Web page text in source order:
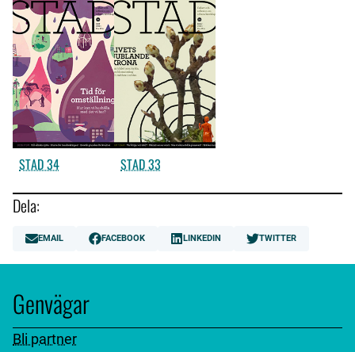
STAD 34 STAD 33
Dela:
EMAIL FACEBOOK LINKEDIN TWITTER
Genvägar
Bli partner